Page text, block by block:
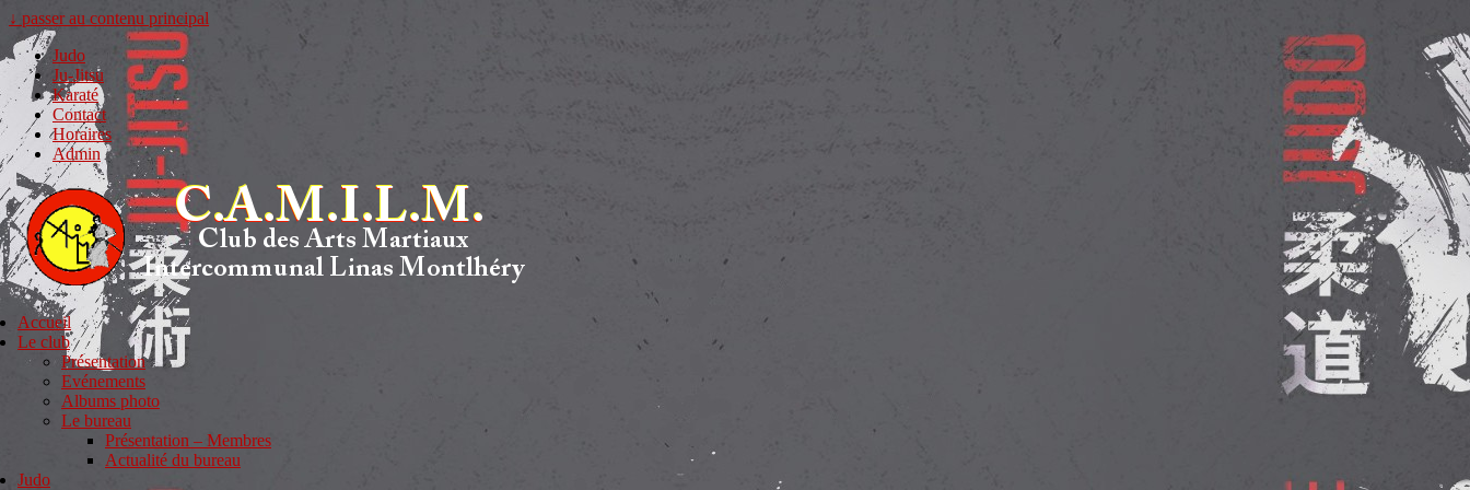
↓ passer au contenu principal
Judo
Ju-Jitsu
Karaté
Contact
Horaires
Admin
Accueil
Le club
Présentation
Evénements
Albums photo
Le bureau
Présentation – Membres
Actualité du bureau
Judo